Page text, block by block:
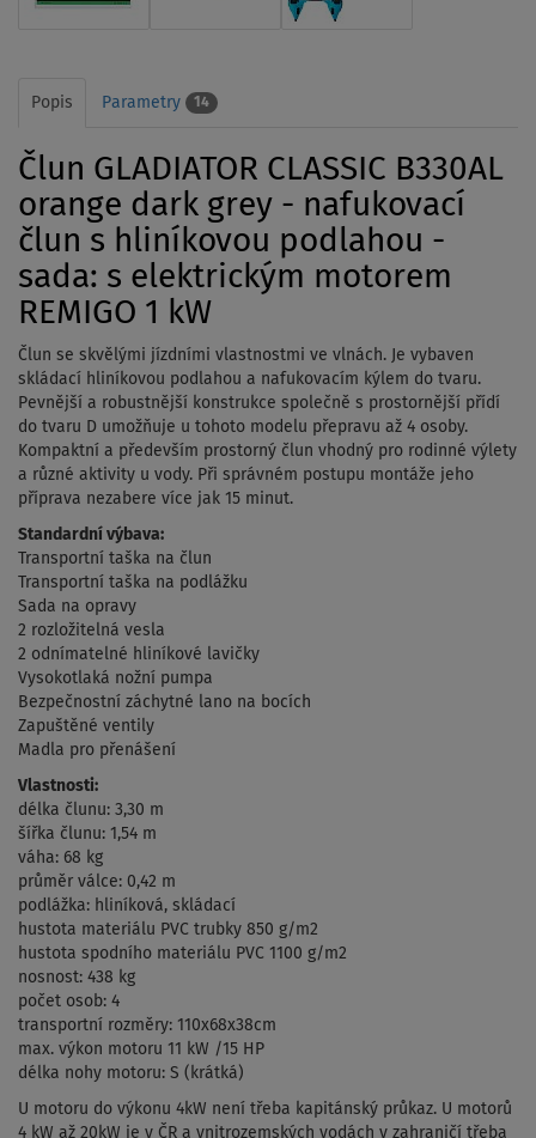
Popis Parametry 14
Člun GLADIATOR CLASSIC B330AL
orange dark grey - nafukovací
člun s hliníkovou podlahou -
sada: s elektrickým motorem
REMIGO 1 kW
Člun se skvělými jízdními vlastnostmi ve vlnách. Je vybaven
skládací hliníkovou podlahou a nafukovacím kýlem do tvaru.
Pevnější a robustnější konstrukce společně s prostornější přídí
do tvaru D umožňuje u tohoto modelu přepravu až 4 osoby.
Kompaktní a především prostorný člun vhodný pro rodinné výlety
a různé aktivity u vody. Při správném postupu montáže jeho
příprava nezabere více jak 15 minut.
Standardní výbava:
Transportní taška na člun
Transportní taška na podlážku
Sada na opravy
2 rozložitelná vesla
2 odnímatelné hliníkové lavičky
Vysokotlaká nožní pumpa
Bezpečnostní záchytné lano na bocích
Zapuštěné ventily
Madla pro přenášení
Vlastnosti:
délka člunu: 3,30 m
šířka člunu: 1,54 m
váha: 68 kg
průměr válce: 0,42 m
podlážka: hliníková, skládací
hustota materiálu PVC trubky 850 g/m2
hustota spodního materiálu PVC 1100 g/m2
nosnost: 438 kg
počet osob: 4
transportní rozměry: 110x68x38cm
max. výkon motoru 11 kW /15 HP
délka nohy motoru: S (krátká)
U motoru do výkonu 4kW není třeba kapitánský průkaz. U motorů
4 kW až 20kW je v ČR a vnitrozemských vodách v zahraničí třeba